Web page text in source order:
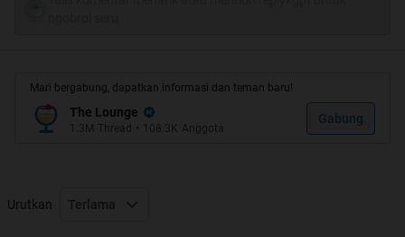
Mari bergabung, dapatkan informasi dan teman baru!
The Lounge
1.3M Thread • 108.3K Anggota
Gabung
Urutkan Terlama